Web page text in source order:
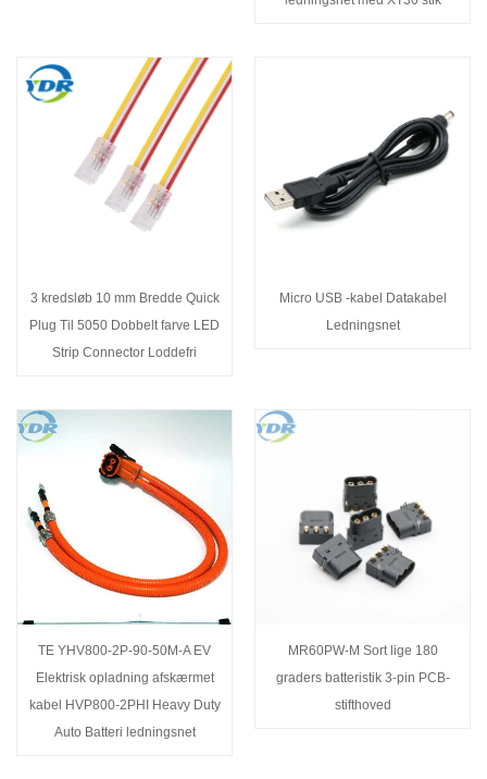
3 kredsløb 10 mm Bredde Quick
Plug Til 5050 Dobbelt farve LED
Strip Connector Loddefri
Micro USB -kabel Datakabel
Ledningsnet
TE YHV800-2P-90-50M-A EV
Elektrisk opladning afskærmet
kabel HVP800-2PHI Heavy Duty
Auto Batteri ledningsnet
MR60PW-M Sort lige 180
graders batteristik 3-pin PCB-
stifthoved